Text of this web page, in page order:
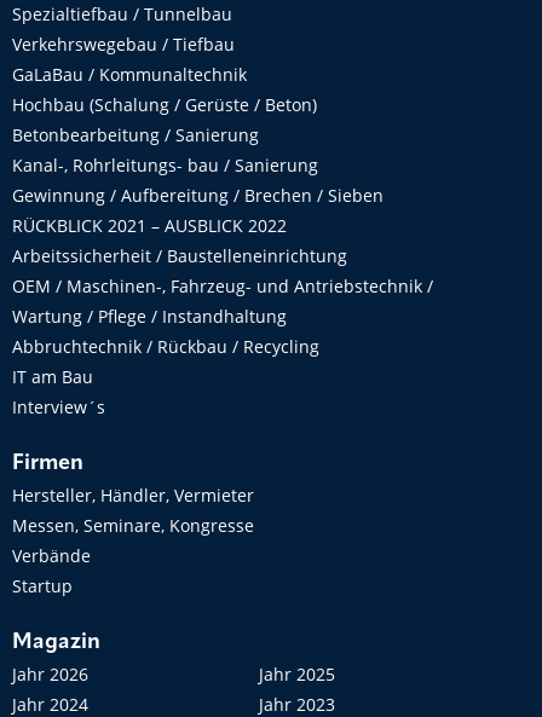
Spezialtiefbau / Tunnelbau
Verkehrswegebau / Tiefbau
GaLaBau / Kommunaltechnik
Hochbau (Schalung / Gerüste / Beton)
Betonbearbeitung / Sanierung
Kanal-, Rohrleitungs- bau / Sanierung
Gewinnung / Aufbereitung / Brechen / Sieben
RÜCKBLICK 2021 – AUSBLICK 2022
Arbeitssicherheit / Baustelleneinrichtung
OEM / Maschinen-, Fahrzeug- und Antriebstechnik /
Wartung / Pflege / Instandhaltung
Abbruchtechnik / Rückbau / Recycling
IT am Bau
Interview´s
Firmen
Hersteller, Händler, Vermieter
Messen, Seminare, Kongresse
Verbände
Startup
Magazin
Jahr 2026
Jahr 2025
Jahr 2024
Jahr 2023